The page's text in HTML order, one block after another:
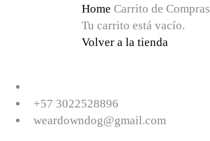
Home Carrito de Compras
Tu carrito está vacío.
Volver a la tienda
+57 3022528896
weardowndog@gmail.com